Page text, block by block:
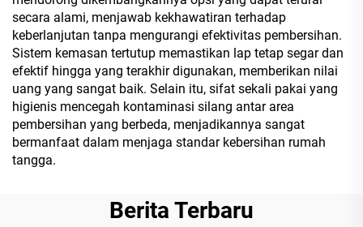
secara alami, menjawab kekhawatiran terhadap
keberlanjutan tanpa mengurangi efektivitas pembersihan.
Sistem kemasan tertutup memastikan lap tetap segar dan
efektif hingga yang terakhir digunakan, memberikan nilai
uang yang sangat baik. Selain itu, sifat sekali pakai yang
higienis mencegah kontaminasi silang antar area
pembersihan yang berbeda, menjadikannya sangat
bermanfaat dalam menjaga standar kebersihan rumah
tangga.
Berita Terbaru